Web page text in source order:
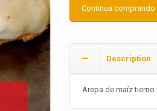
Continua comprando
Description
Arepa de maíz